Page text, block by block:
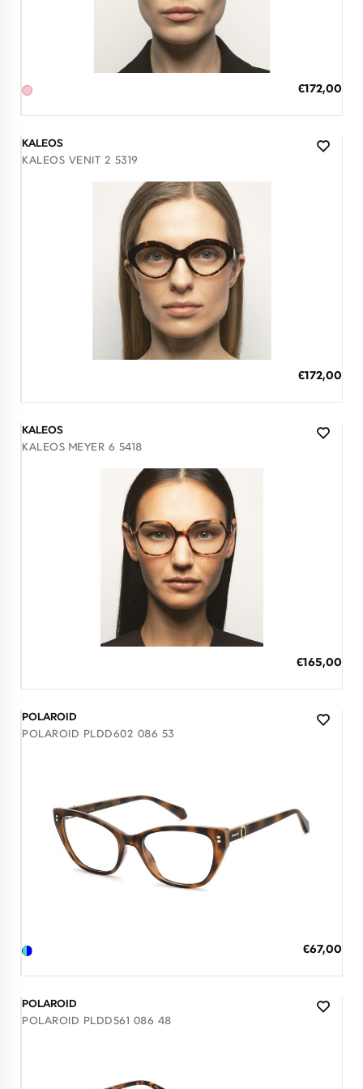
Ειδική
€172,00
Διαθέσιμο
ΠΡΟΣΘΗΚΗ ΣΤΟ ΚΑΛΑΘΙ
KALEOS
KALEOS VENIT 2 5319
Ειδική
€172,00
ΠΡΟΣΘΗΚΗ ΣΤΟ ΚΑΛΑΘΙ
KALEOS
KALEOS MEYER 6 5418
Ειδική
€165,00
Διαθέσιμο
ΠΡΟΣΘΗΚΗ ΣΤΟ ΚΑΛΑΘΙ
POLAROID
POLAROID PLDD602 086 53
Ειδική
€67,00
POLAROID
POLAROID PLDD561 086 48